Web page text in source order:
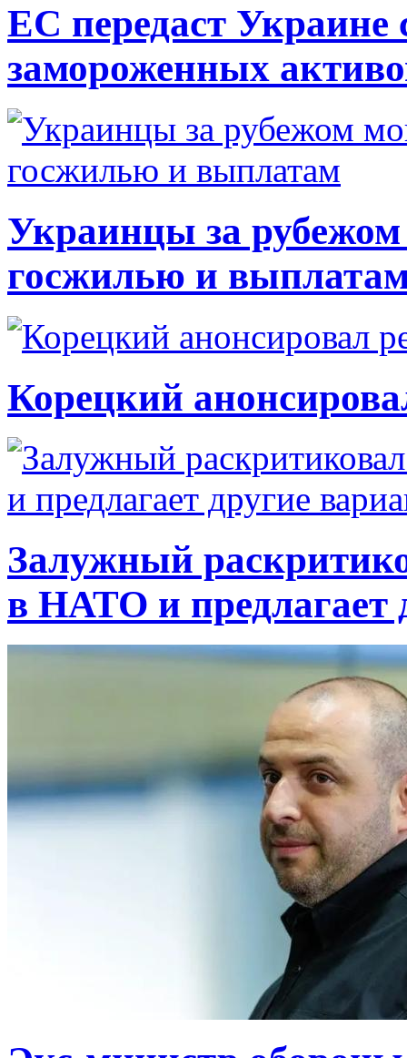
ЕС передаст Украине
замороженных
Украинцы за рубежом
госжилью и
Корецкий
Залужный
в НАТО и предлагает